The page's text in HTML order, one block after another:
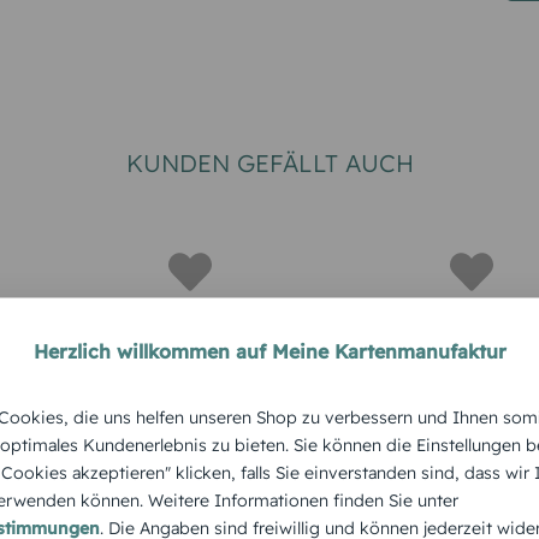
KUNDEN GEFÄLLT AUCH
Dankeskarte
Hochzeit "Glamour
Heart"
Hochzeit
Herzlich willkommen auf Meine Kartenmanufaktur
die uns helfen unseren Shop zu verbessern und Ihnen
Kundenerlebnis zu bieten. Sie können die Einstellungen
akzeptieren" klicken, falls Sie einverstanden sind, dass
können. Weitere Informationen finden Sie unter
. Die Angaben sind freiwillig und können jederzeit